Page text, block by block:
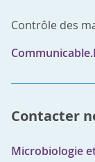
Contrôle des
Contacter
Microbiologie